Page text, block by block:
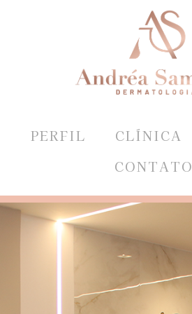
PERFIL CLÍNICA
CONTATO